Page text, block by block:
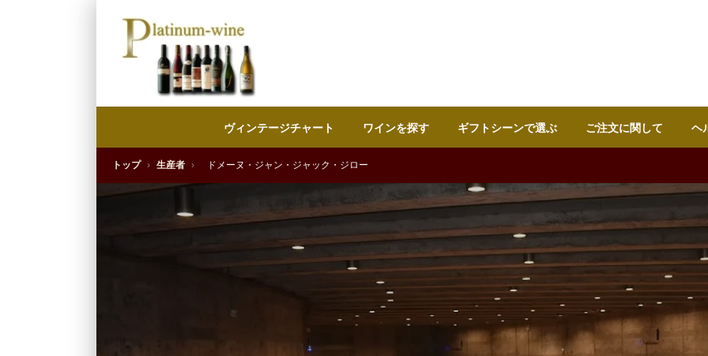
ヴィンテージチャート ワインを探す ギフトシーンで選ぶ ご注文に関して ヘ
トップ › 生産者 › ドメーヌ・ジャン・ジャック・ジロー